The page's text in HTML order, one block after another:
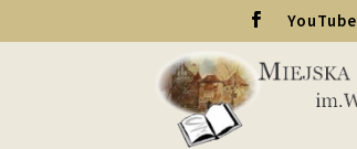
YouTube